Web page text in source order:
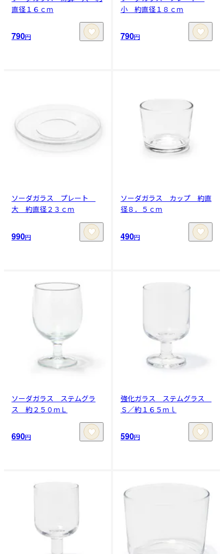
直径１６ｃｍ
790円
小 約直径１８ｃｍ
790円
ソーダガラス プレート
大 約直径２３ｃｍ
990円
ソーダガラス カップ 約直
径８．５ｃｍ
490円
ソーダガラス ステムグラ
ス 約２５０ｍＬ
690円
強化ガラス ステムグラス
Ｓ／約１６５ｍｌ
590円